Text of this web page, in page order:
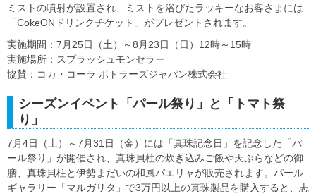
ミストの噴射が設置され、ミストを浴びたラッキーなお客さまには
「CokeONドリンクチケット」がプレゼントされます。
実施期間：7月25日（土）～8月23日（日）12時～15時
実施場所：スプラッシュモンセラー
協賛：コカ・コーラ ボトラーズジャパン株式会社
シーズンイベント「パール祭り」と「トマト祭
り」
7月4日（土）～7月31日（金）には「真珠記念日」を記念した「パ
ール祭り」が開催され、真珠貝柱の炊き込みご飯や天ぷらなどの御
膳、真珠貝柱と伊勢まだいの和風パエリャが販売されます。パール
ギャラリー「マルガリタ」で3万円以上の真珠製品を購入すると、志